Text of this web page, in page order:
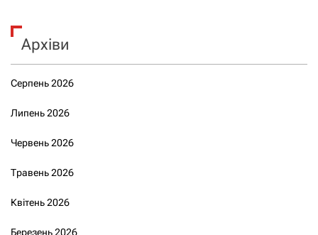
Архіви
Серпень 2026
Липень 2026
Червень 2026
Травень 2026
Квітень 2026
Березень 2026